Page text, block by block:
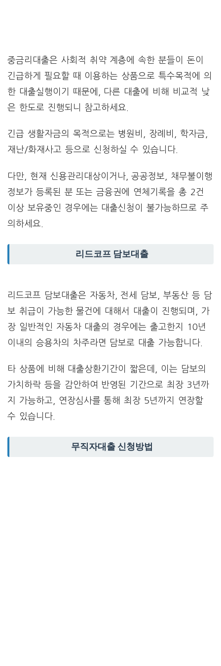
중금리대출은 사회적 취약 계층에 속한 분들이 돈이
긴급하게 필요할 때 이용하는 상품으로 특수목적에 의
한 대출실행이기 때문에, 다른 대출에 비해 비교적 낮
은 한도로 진행되니 참고하세요.
긴급 생활자금의 목적으로는 병원비, 장례비, 학자금,
재난/화재사고 등으로 신청하실 수 있습니다.
다만, 현재 신용관리대상이거나, 공공정보, 채무불이행
정보가 등록된 분 또는 금융권에 연체기록을 총 2건
이상 보유중인 경우에는 대출신청이 불가능하므로 주
의하세요.
리드코프 담보대출
리드코프 담보대출은 자동차, 전세 담보, 부동산 등 담
보 취급이 가능한 물건에 대해서 대출이 진행되며, 가
장 일반적인 자동차 대출의 경우에는 출고한지 10년
이내의 승용차의 차주라면 담보로 대출 가능합니다.
타 상품에 비해 대출상환기간이 짧은데, 이는 담보의
가치하락 등을 감안하여 반영된 기간으로 최장 3년까
지 가능하고, 연장심사를 통해 최장 5년까지 연장할
수 있습니다.
무직자대출 신청방법